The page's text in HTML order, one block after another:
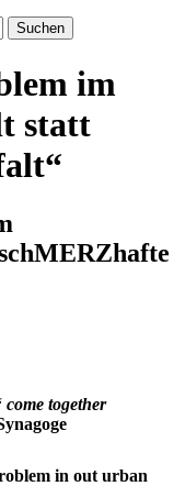
im
statt
come together
in out urban